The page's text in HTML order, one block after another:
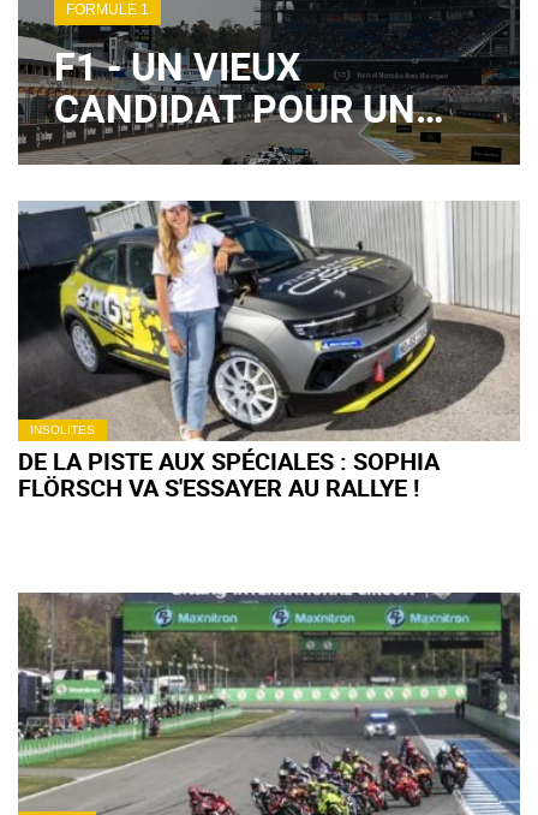
FORMULE 1
F1 - UN VIEUX
CANDIDAT POUR UN
RETOUR INATTENDU AU
CALENDRIER ?
INSOLITES
DE LA PISTE AUX SPÉCIALES : SOPHIA
FLÖRSCH VA S'ESSAYER AU RALLYE !